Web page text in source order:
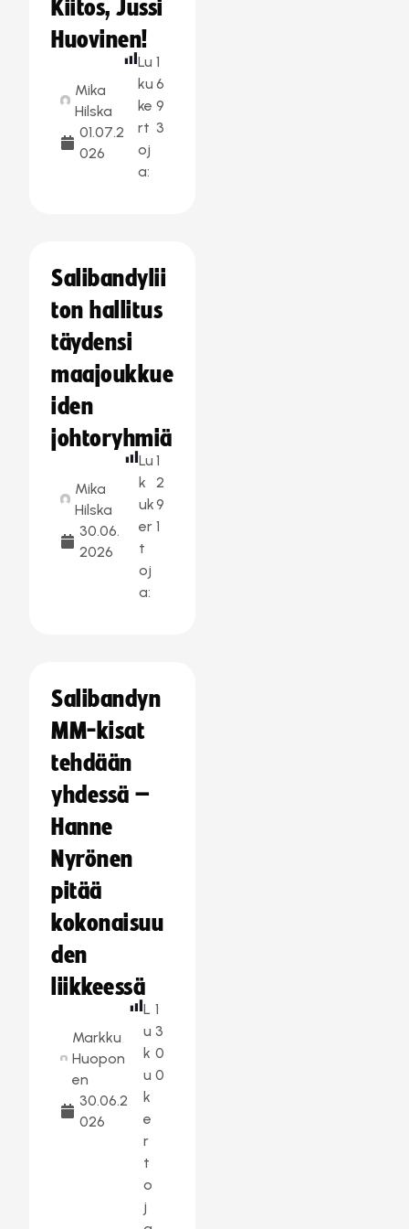
Kiitos, Jussi
Huovinen!
Mika
Hilska
01.07.2
026
Lu
ku
ke
rt
oj
a:
1
6
9
3
Salibandylii
ton hallitus
täydensi
maajoukkue
iden
johtoryhmiä
Mika
Hilska
30.06.
2026
Lu
k
uk
er
t
oj
a:
1
2
9
1
Salibandyn
MM-kisat
tehdään
yhdessä –
Hanne
Nyrönen
pitää
kokonaisuu
den
liikkeessä
Markku
Huopon
en
30.06.2
026
L
u
k
u
k
e
r
t
o
j
1
3
0
0